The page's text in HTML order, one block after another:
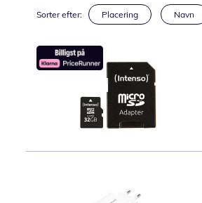
Sorter efter: Placering Navn